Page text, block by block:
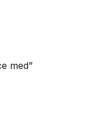
med”